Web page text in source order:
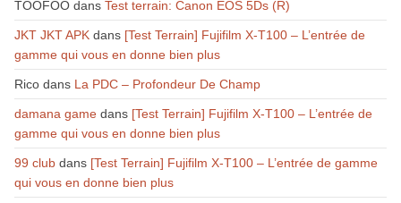
TOOFOOdans Test terrain: Canon EOS 5Ds (R)
JKT JKT APKdans [Test Terrain] Fujifilm X-T100 – L’entrée de
gamme qui vous en donne bien plus
Ricodans La PDC – Profondeur De Champ
damana gamedans [Test Terrain] Fujifilm X-T100 – L’entrée de
gamme qui vous en donne bien plus
99 clubdans [Test Terrain] Fujifilm X-T100 – L’entrée de gamme
qui vous en donne bien plus